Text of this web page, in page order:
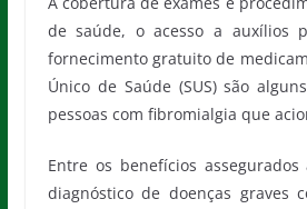
de saúde, o acesso a auxílios
fornecimento gratuito de
Único de Saúde (SUS) são
pessoas com fibromialgia que
Entre os benefícios
diagnóstico de doenças graves